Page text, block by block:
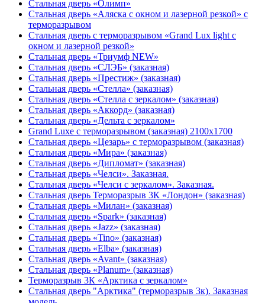
Стальная дверь «Олимп»
Стальная дверь «Аляска с окном и лазерной резкой» с
терморазрывом
Стальная дверь с терморазрывом «Grand Lux light с
окном и лазерной резкой»
Стальная дверь «Триумф NEW»
Стальная дверь «СЛЭБ» (заказная)
Стальная дверь «Престиж» (заказная)
Стальная дверь «Стелла» (заказная)
Стальная дверь «Стелла с зеркалом» (заказная)
Стальная дверь «Аккорд» (заказная)
Стальная дверь «Дельта с зеркалом»
Grand Luxe с терморазрывом (заказная) 2100х1700
Стальная дверь «Цезарь» с терморазрывом (заказная)
Стальная дверь «Мира» (заказная)
Стальная дверь «Дипломат» (заказная)
Стальная дверь «Челси». Заказная.
Стальная дверь «Челси с зеркалом». Заказная.
Стальная дверь Терморазрыв 3К «Лондон» (заказная)
Стальная дверь «Милан» (заказная)
Стальная дверь «Spark» (заказная)
Стальная дверь «Jazz» (заказная)
Стальная дверь «Tino» (заказная)
Стальная дверь «Elba» (заказная)
Стальная дверь «Avant» (заказная)
Стальная дверь «Planum» (заказная)
Терморазрыв 3К «Арктика с зеркалом»
Стальная дверь "Арктика" (терморазрыв 3к). Заказная